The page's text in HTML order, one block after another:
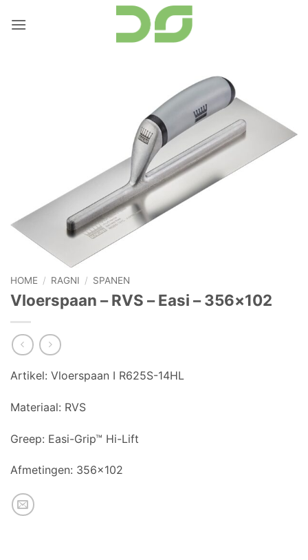
naar
HOME / RAGNI / SPANEN
Vloerspaan – RVS – Easi – 356×102
Artikel: Vloerspaan I R625S-14HL
Materiaal: RVS
Greep: Easi-Grip™ Hi-Lift
Afmetingen: 356×102